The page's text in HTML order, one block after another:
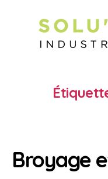
Broyage